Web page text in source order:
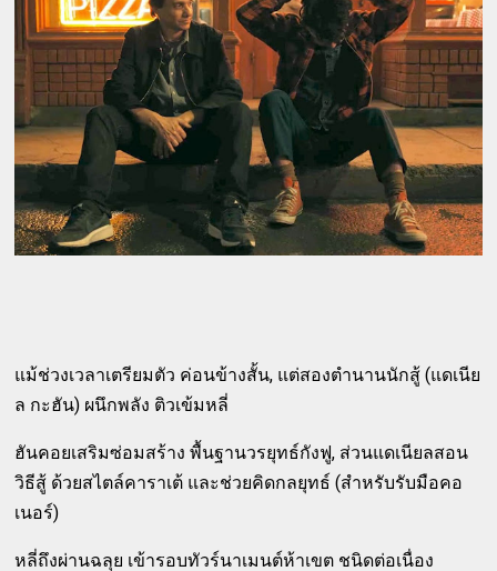
แม้ช่วงเวลาเตรียมตัว ค่อนข้างสั้น, แต่สองตำนานนักสู้ (แดเนีย
ล กะฮัน) ผนึกพลัง ติวเข้มหลี่
ฮันคอยเสริมซ่อมสร้าง พื้นฐานวรยุทธ์กังฟู, ส่วนแดเนียลสอน
วิธีสู้ ด้วยสไตล์คาราเต้ และช่วยคิดกลยุทธ์ (สำหรับรับมือคอ
เนอร์)
หลี่ถึงผ่านฉลุย เข้ารอบทัวร์นาเมนต์ห้าเขต ชนิดต่อเนื่อง